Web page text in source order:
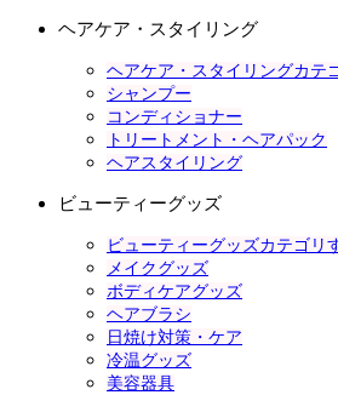
ヘアケア・スタイリング
ヘアケア・スタイリングカテ
シャンプー
コンディショナー
トリートメント・ヘアパック
ヘアスタイリング
ビューティーグッズ
ビューティーグッズカテゴリ
メイクグッズ
ボディケアグッズ
ヘアブラシ
日焼け対策・ケア
冷温グッズ
美容器具